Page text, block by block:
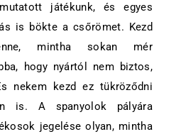
játékunk, és egyes
is bökte a csőrömet. Kezd
mintha sokan mér
hogy nyártól nem biztos,
nekem kezd ez tükröződni
is. A spanyolok pályára
jegelése olyan, mintha